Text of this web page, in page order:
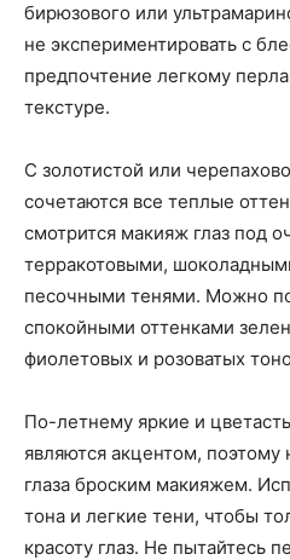
бирюзового или
не экспериментировать с
предпочтение легкому
текстуре.
С золотистой или
сочетаются все теплые
смотрится макияж глаз под
терракотовыми,
песочными тенями. Можно
спокойными оттенками
фиолетовых и розоватых
По-летнему яркие и
являются акцентом, поэтому
глаза броским макияжем.
тона и легкие тени, чтобы
красоту глаз. Не пытайтесь